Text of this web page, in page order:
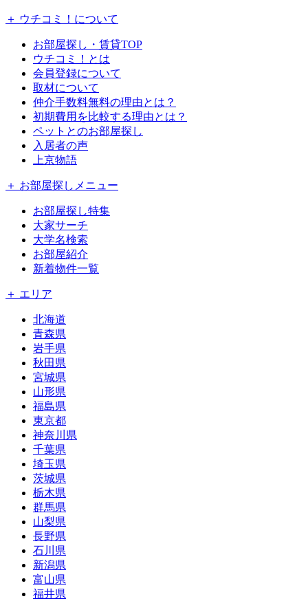
＋ ウチコミ！について
お部屋探し・賃貸TOP
ウチコミ！とは
会員登録について
取材について
仲介手数料無料の理由とは？
初期費用を比較する理由とは？
ペットとのお部屋探し
入居者の声
上京物語
＋ お部屋探しメニュー
お部屋探し特集
大家サーチ
大学名検索
お部屋紹介
新着物件一覧
＋ エリア
北海道
青森県
岩手県
秋田県
宮城県
山形県
福島県
東京都
神奈川県
千葉県
埼玉県
茨城県
栃木県
群馬県
山梨県
長野県
石川県
新潟県
富山県
福井県